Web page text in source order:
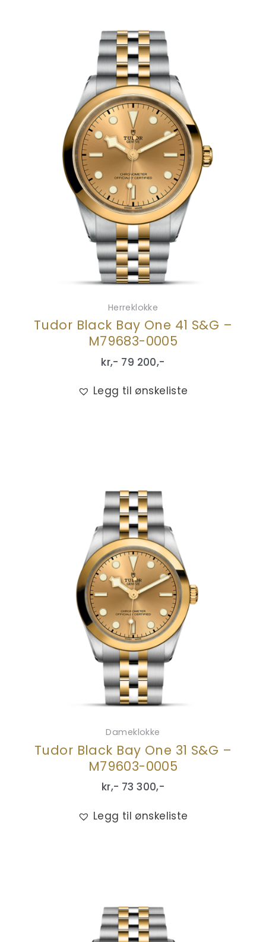
Herreklokke
Tudor Black Bay One 41 S&G –
M79683-0005
kr,- 79 200,-
Legg til ønskeliste
Dameklokke
Tudor Black Bay One 31 S&G –
M79603-0005
kr,- 73 300,-
Legg til ønskeliste